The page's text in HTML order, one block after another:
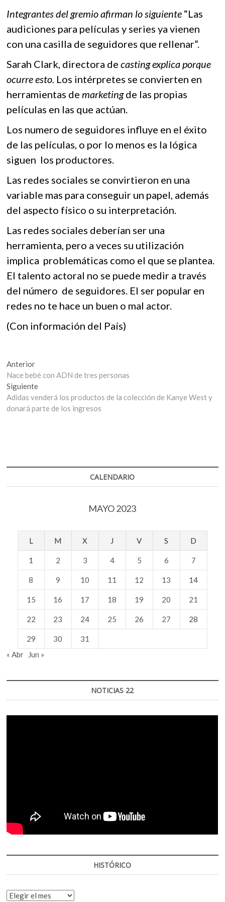
Integrantes del gremio afirman lo siguiente “Las
audiciones para películas y series ya vienen
con una casilla de seguidores que rellenar”.
Sarah Clark, directora decasting explica porque
ocurre esto. Los intérpretes se convierten en
herramientas demarketingde las propias
películas en las que actúan.
Los numero de seguidores influye en el éxito
de las películas, o por lo menos es la lógica
siguen los productores.
Las redes sociales se convirtieron en una
variable mas para conseguir un papel, además
del aspecto físico o su interpretación.
Las redes sociales deberían ser una
herramienta, pero a veces su utilización
implica problemáticas como el que se plantea.
El talento actoral no se puede medir a través
del número de seguidores. El ser popular en
redes no te hace un buen o mal actor.
(Con información del País)
Navegación
de
entradas
AnteriorEntrada
anterior:
Nace bebé con ADN de tres personas
SiguienteEntrada
siguiente:
Adidas venderá los productos de la colección de Kanye West y
donará parte de los ingresos
CALENDARIO
MAYO 2023
L M X J V S D
1 2 3 4 5 6 7
8 9 10 11 12 13 14
15 16 17 18 19 20 21
22 23 24 25 26 27 28
29 30
31
« Abr
Jun »
NOTICIAS 22
HISTÓRICO
HISTÓRICO